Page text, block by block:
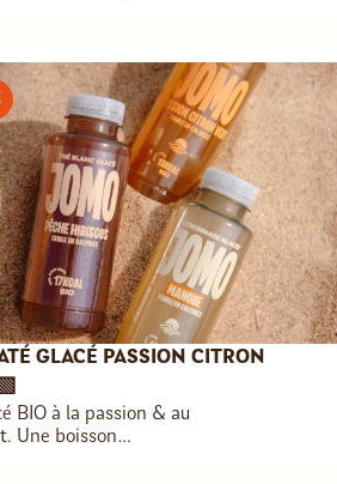
GLACÉ PASSION CITRON
BIO à la passion & au
Une boisson